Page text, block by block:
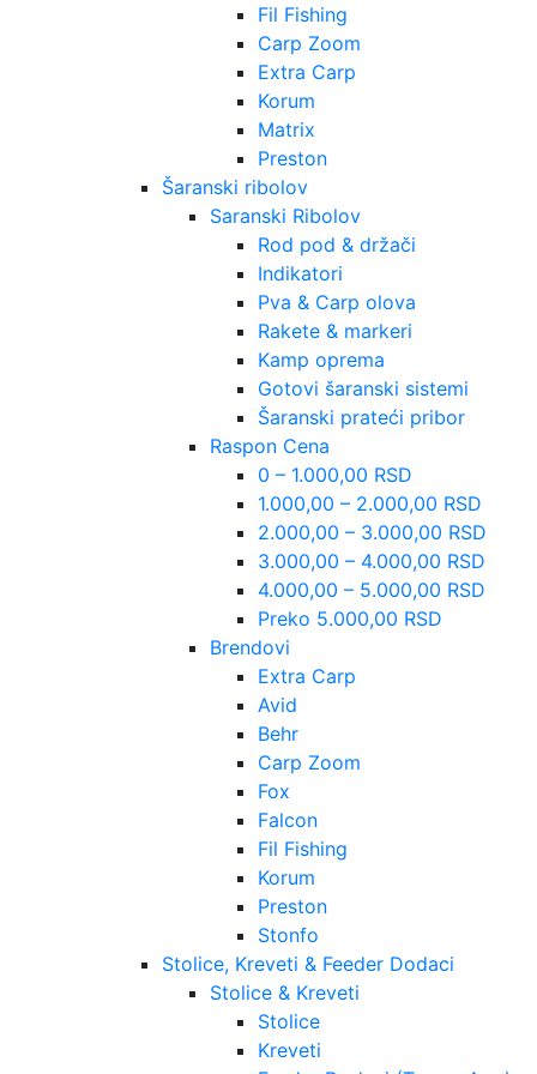
Fil Fishing
Carp Zoom
Extra Carp
Korum
Matrix
Preston
Šaranski ribolov
Saranski Ribolov
Rod pod & držači
Indikatori
Pva & Carp olova
Rakete & markeri
Kamp oprema
Gotovi šaranski sistemi
Šaranski prateći pribor
Raspon Cena
0 – 1.000,00 RSD
1.000,00 – 2.000,00 RSD
2.000,00 – 3.000,00 RSD
3.000,00 – 4.000,00 RSD
4.000,00 – 5.000,00 RSD
Preko 5.000,00 RSD
Brendovi
Extra Carp
Avid
Behr
Carp Zoom
Fox
Falcon
Fil Fishing
Korum
Preston
Stonfo
Stolice, Kreveti & Feeder Dodaci
Stolice & Kreveti
Stolice
Kreveti